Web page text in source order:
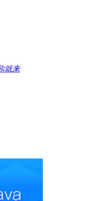
就来